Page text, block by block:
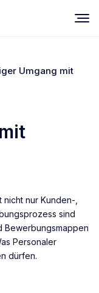
Umgang mit
nur Kunden-,
sind
Bewerbungsmappen
Personaler
dürfen.